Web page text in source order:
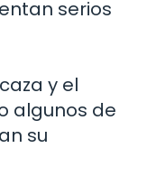
serios
y el
algunos de
su